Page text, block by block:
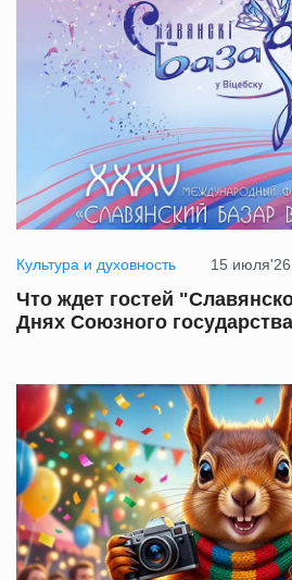
Культура и духовность 15 июля'26
Что ждет гостей
Днях Союзного государства